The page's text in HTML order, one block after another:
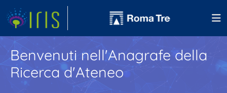
Benvenuti nell'Anagrafe della
Ricerca d'Ateneo